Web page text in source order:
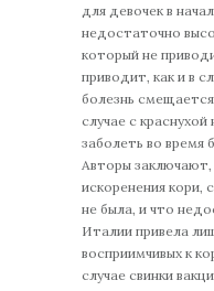
для девочек в
недостаточно
который не
приводит, как и в
болезнь
случае с
заболеть во время
Авторы
искоренения кори,
не была, и что
Италии привела
восприимчивых к
случае свинки